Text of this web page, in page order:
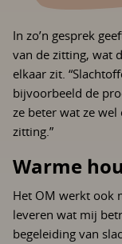
In zo’n gesprek
van de zitting, wat
elkaar zit.
bijvoorbeeld de
ze beter wat ze
zitting.”
Warme
Het OM werkt ook
leveren wat mij
begeleiding van